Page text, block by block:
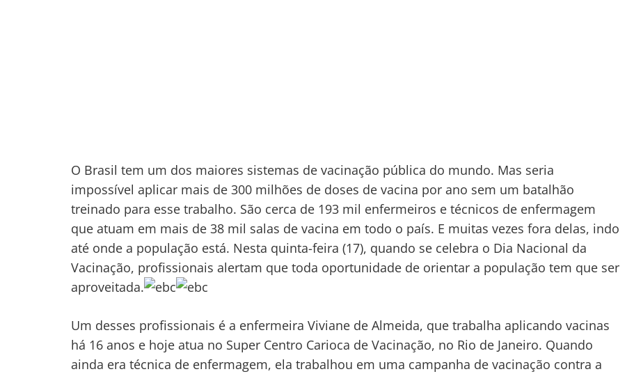
O Brasil tem um dos maiores sistemas de vacinação pública do mundo. Mas seria
impossível aplicar mais de 300 milhões de doses de vacina por ano sem um batalhão
treinado para esse trabalho. São cerca de 193 mil enfermeiros e técnicos de enfermagem
que atuam em mais de 38 mil salas de vacina em todo o país. E muitas vezes fora delas, indo
até onde a população está. Nesta quinta-feira (17), quando se celebra o Dia Nacional da
Vacinação, profissionais alertam que toda oportunidade de orientar a população tem que ser
aproveitada.
Um desses profissionais é a enfermeira Viviane de Almeida, que trabalha aplicando vacinas
há 16 anos e hoje atua no Super Centro Carioca de Vacinação, no Rio de Janeiro. Quando
ainda era técnica de enfermagem, ela trabalhou em uma campanha de vacinação contra a